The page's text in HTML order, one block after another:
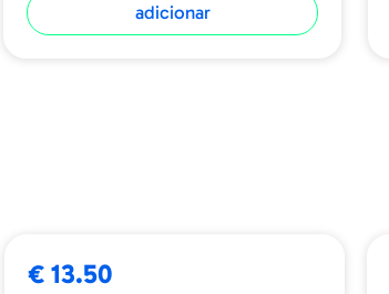
adicionar
€ 13.50